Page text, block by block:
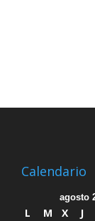
Calendario
agosto
L M X J